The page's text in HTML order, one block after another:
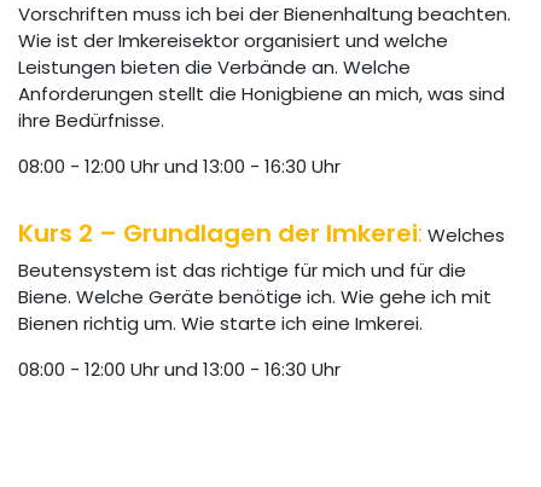
Vorschriften muss ich bei der Bienenhaltung beachten.
Wie ist der Imkereisektor organisiert und welche
Leistungen bieten die Verbände an. Welche
Anforderungen stellt die Honigbiene an mich, was sind
ihre Bedürfnisse.
08:00 - 12:00 Uhr und 13:00 - 16:30 Uhr
Kurs 2 – Grundlagen der Imkerei: Welches
Beutensystem ist das richtige für mich und für die
Biene. Welche Geräte benötige ich. Wie gehe ich mit
Bienen richtig um. Wie starte ich eine Imkerei.
08:00 - 12:00 Uhr und 13:00 - 16:30 Uhr